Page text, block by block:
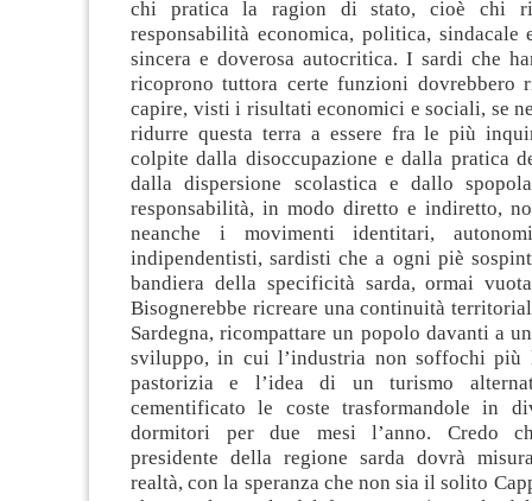
chi pratica la ragion di stato, cioè chi
responsabilità economica, politica, sindacale
sincera e doverosa autocritica. I sardi che
ricoprono tuttora certe funzioni dovrebbero
capire, visti i risultati economici e sociali, se
ridurre questa terra a essere fra le più
colpite dalla disoccupazione e dalla pratica
dalla dispersione scolastica e dallo
responsabilità, in modo diretto e indiretto,
neanche i movimenti identitari,
indipendentisti, sardisti che a ogni piè
bandiera della specificità sarda, ormai
Bisognerebbe ricreare una continuità
Sardegna, ricompattare un popolo davanti a
sviluppo, in cui l’industria non soffochi più
pastorizia e l’idea di un turismo
cementificato le coste trasformandole in
dormitori per due mesi l’anno. Credo
presidente della regione sarda dovrà
realtà, con la speranza che non sia il solito